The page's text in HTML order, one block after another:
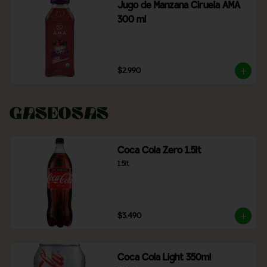
Jugo de Manzana Ciruela AMA
300 ml
$2.990
Gaseosas
Coca Cola Zero 1.5lt
1.5lt
$3.490
Coca Cola Light 350ml